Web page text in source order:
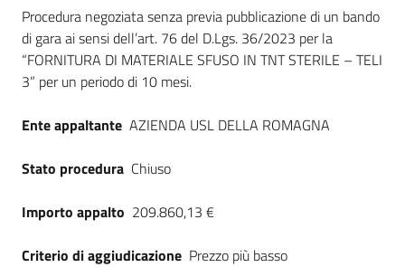
Seguici
su
Dati del bando
Procedura negoziata senza previa pubblicazione di un bando
di gara ai sensi dell’art. 76 del D.Lgs. 36/2023 per la
“FORNITURA DI MATERIALE SFUSO IN TNT STERILE – TELI
3” per un periodo di 10 mesi.
Ente appaltante AZIENDA USL DELLA ROMAGNA
Stato procedura Chiuso
Importo appalto 209.860,13 €
Criterio di aggiudicazione Prezzo più basso